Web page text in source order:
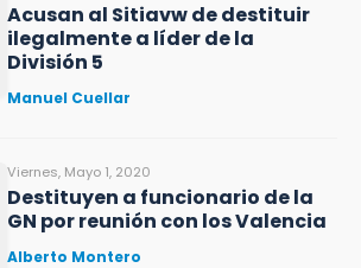
Acusan al Sitiavw de destituir
ilegalmente a líder de la
División 5
Manuel Cuellar
Viernes, Mayo 1, 2020
Destituyen a funcionario de la
GN por reunión con los Valencia
Alberto Montero